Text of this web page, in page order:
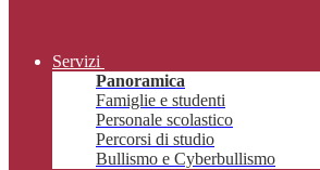
Servizi
Panoramica
Famiglie e studenti
Personale scolastico
Percorsi di studio
Bullismo e Cyberbullismo